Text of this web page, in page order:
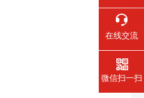
在线交流
微信扫一扫